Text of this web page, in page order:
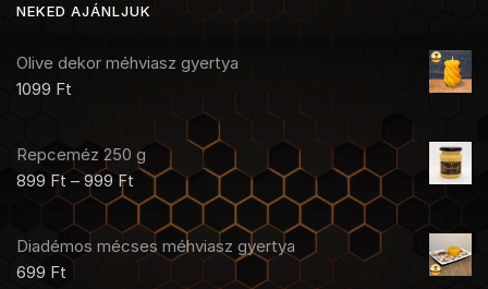
NEKED AJÁNLJUK
Olive dekor méhviasz gyertya
1099 Ft
Repceméz 250 g
899 Ft –999Ft
Diadémos mécses méhviasz gyertya
699 Ft